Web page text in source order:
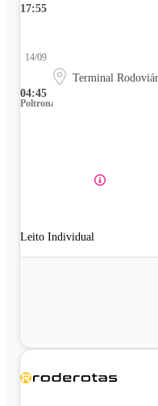
17:55
04:45
14/09
Terminal
Poltrona
Leito Individual